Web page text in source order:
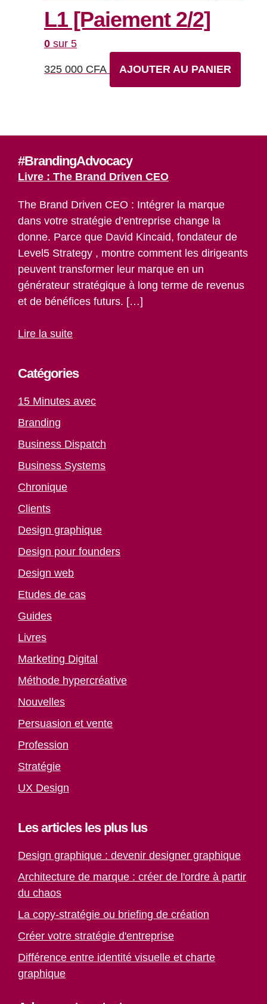
L1 [Paiement 2/2]
0 sur 5
325 000 CFA AJOUTER AU PANIER
#BrandingAdvocacy
Livre : The Brand Driven CEO
The Brand Driven CEO : Intégrer la marque
dans votre stratégie d’entreprise change la
donne. Parce que David Kincaid, fondateur de
Level5 Strategy , montre comment les dirigeants
peuvent transformer leur marque en un
générateur stratégique à long terme de revenus
et de bénéfices futurs. […]
Lire la suite
Catégories
15 Minutes avec
Branding
Business Dispatch
Business Systems
Chronique
Clients
Design graphique
Design pour founders
Design web
Etudes de cas
Guides
Livres
Marketing Digital
Méthode hypercréative
Nouvelles
Persuasion et vente
Profession
Stratégie
UX Design
Les articles les plus lus
Design graphique : devenir designer graphique
Architecture de marque : créer de l'ordre à partir
du chaos
La copy-stratégie ou briefing de création
Créer votre stratégie d'entreprise
Différence entre identité visuelle et charte
graphique